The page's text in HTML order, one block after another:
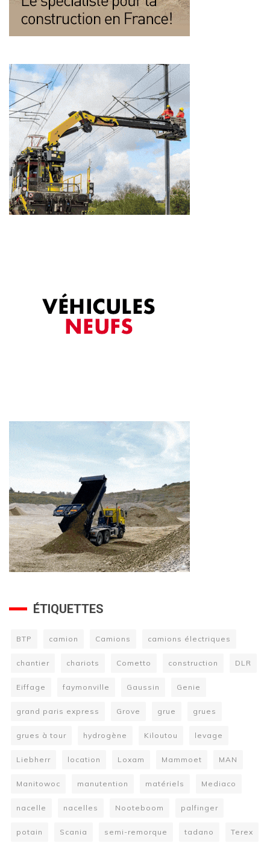
ÉTIQUETTES
BTP camion Camions camions électriques
chantier chariots Cometto construction DLR
Eiffage faymonville Gaussin Genie
grand paris express Grove grue grues
grues à tour hydrogène Kiloutou levage
Liebherr location Loxam Mammoet MAN
Manitowoc manutention matériels Mediaco
nacelle nacelles Nooteboom palfinger
potain Scania semi-remorque tadano Terex